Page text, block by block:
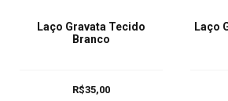
Laço Gravata Tecido
Branco
R$35,00
Laço